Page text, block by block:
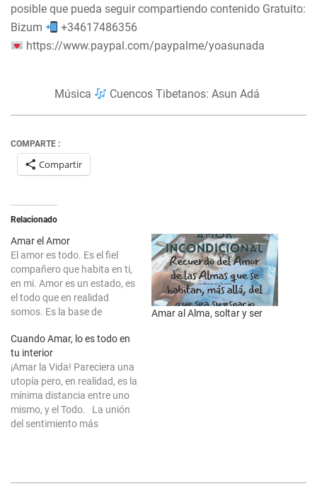
posible que pueda seguir compartiendo contenido Gratuito:
Bizum
+34617486356
https://www.paypal.com/paypalme/yoasunada
Música Cuencos Tibetanos: Asun Adá
COMPARTE :
Compartir
Relacionado
Amar el Amor
El amor es todo. Es el fiel
compañero que habita en ti,
en mi. Amor es un estado, es
el todo que en realidad
somos. Es la base de
nuestra existencia es amor.
Amor es lo que somos, luego
está el hecho en sí de…
Amar al Alma, soltar y ser
Cuando Amar, lo es todo en
tu interior
¡Amar la Vida! Pareciera una
utopía pero, en realidad, es la
mínima distancia entre uno
mismo, y el Todo. La unión
del sentimiento más
Reconocer que estamos